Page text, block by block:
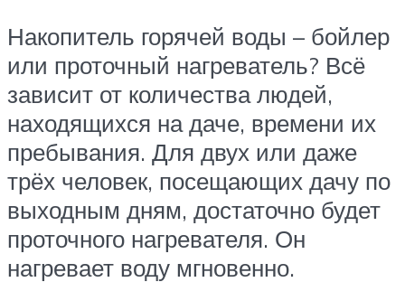
Накопитель горячей воды – бойлер
или проточный нагреватель? Всё
зависит от количества людей,
находящихся на даче, времени их
пребывания. Для двух или даже
трёх человек, посещающих дачу по
выходным дням, достаточно будет
проточного нагревателя. Он
нагревает воду мгновенно.